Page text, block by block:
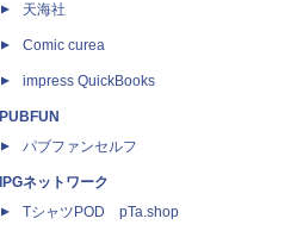
天海社
Comic curea
impress QuickBooks
PUBFUN
パブファンセルフ
IPGネットワーク
TシャツPOD pTa.shop